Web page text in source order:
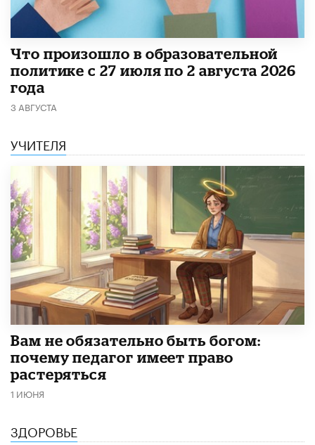
​Что произошло в образовательной
политике с 27 июля по 2 августа 2026
года
3 АВГУСТА
УЧИТЕЛЯ
​Вам не обязательно быть богом:
почему педагог имеет право
растеряться
1 ИЮНЯ
ЗДОРОВЬЕ